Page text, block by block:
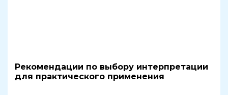
Рекомендации по выбору интерпретации
для практического применения